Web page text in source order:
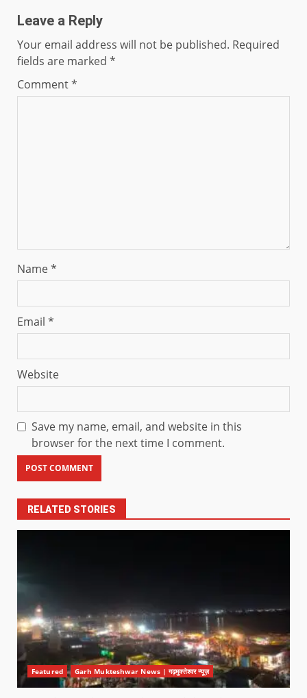
Leave a Reply
Your email address will not be published. Required
fields are marked *
Comment*
Name*
Email *
Website
Save my name, email, and website in this
browser for the next time I comment.
RELATED STORIES
Featured Garh Mukteshwar News | गढ़मुक्तेश्वर न्यूज़